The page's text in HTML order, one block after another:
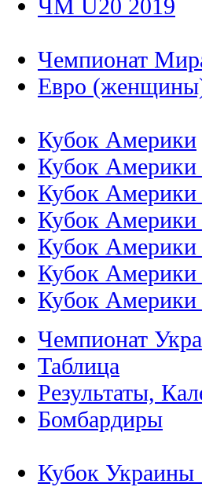
ЧМ U20 2019
Чемпионат
Евро
Кубок Америки
Кубок Америки
Кубок Америки
Кубок Америки
Кубок Америки
Кубок Америки
Кубок Америки
Чемпионат
Таблица
Результаты,
Бомбардиры
Кубок Украины